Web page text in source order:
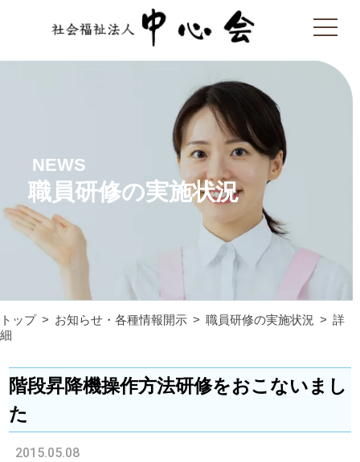
NEWS
職員研修の実施状況
トップ お知らせ・各種情報開示 職員研修の実施状況
詳
細
階段昇降機操作方法研修をおこないまし
た
2015.05.08